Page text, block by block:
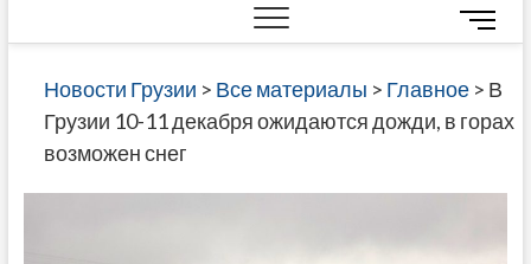
ГРУЗИИ
САЙТЕ
M
e
n
u
Новости Грузии > Все материалы > Главное> В
Грузии 10-11 декабря ожидаются дожди, в горах
возможен снег